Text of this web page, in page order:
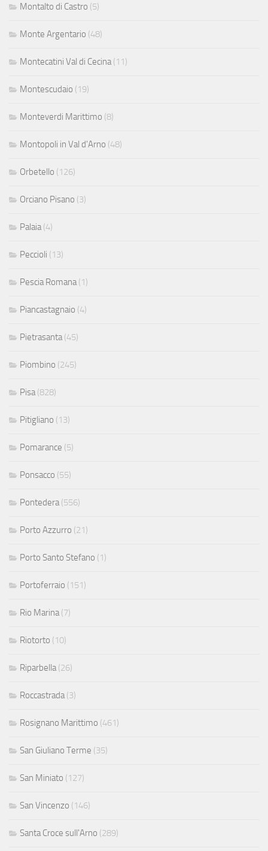
Montalto di Castro (5)
Monte Argentario (48)
Montecatini Val di Cecina (11)
Montescudaio (19)
Monteverdi Marittimo (8)
Montopoli in Val d'Arno (48)
Orbetello (126)
Orciano Pisano (3)
Palaia (4)
Peccioli (13)
Pescia Romana (1)
Piancastagnaio (4)
Pietrasanta (45)
Piombino (245)
Pisa (828)
Pitigliano (13)
Pomarance (5)
Ponsacco (55)
Pontedera (556)
Porto Azzurro (21)
Porto Santo Stefano (1)
Portoferraio (151)
Rio Marina (7)
Riotorto (10)
Riparbella (26)
Roccastrada (3)
Rosignano Marittimo (461)
San Giuliano Terme (35)
San Miniato (127)
San Vincenzo (146)
Santa Croce sull'Arno (289)